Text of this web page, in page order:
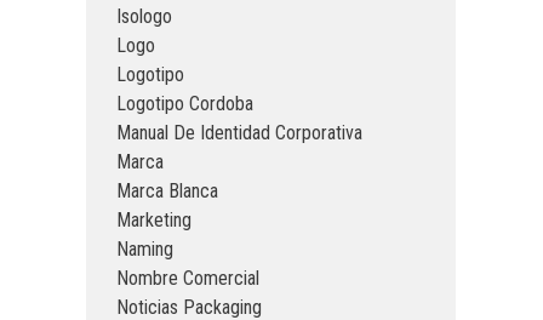
Isologo
Logo
Logotipo
Logotipo Cordoba
Manual De Identidad Corporativa
Marca
Marca Blanca
Marketing
Naming
Nombre Comercial
Noticias Packaging